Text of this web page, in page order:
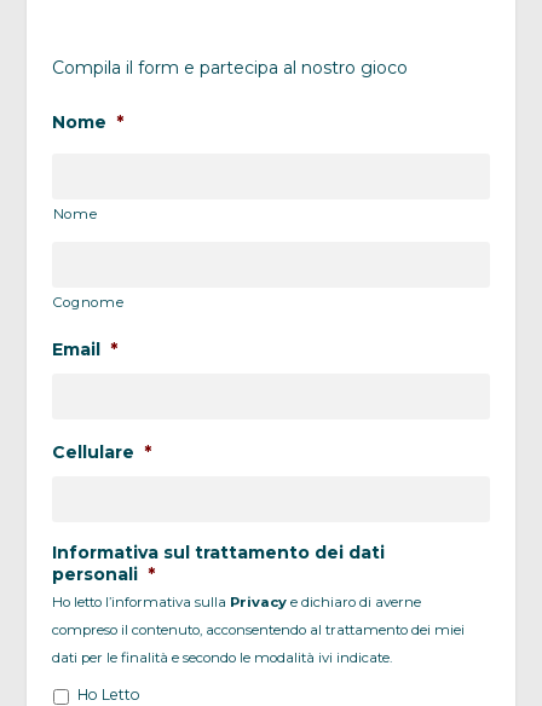
Compila il form e partecipa al nostro gioco
Nome *
Nome
Cognome
Email *
Cellulare *
Informativa sul trattamento dei dati
personali *
Ho letto l’informativa sulla Privacye dichiaro di averne
compreso il contenuto, acconsentendo al trattamento dei miei
dati per le finalità e secondo le modalità ivi indicate.
Ho Letto